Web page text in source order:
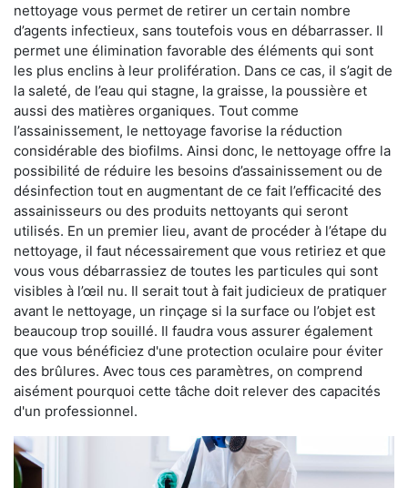
nettoyage vous permet de retirer un certain nombre
d’agents infectieux, sans toutefois vous en débarrasser. Il
permet une élimination favorable des éléments qui sont
les plus enclins à leur prolifération. Dans ce cas, il s’agit de
la saleté, de l’eau qui stagne, la graisse, la poussière et
aussi des matières organiques. Tout comme
l’assainissement, le nettoyage favorise la réduction
considérable des biofilms. Ainsi donc, le nettoyage offre la
possibilité de réduire les besoins d’assainissement ou de
désinfection tout en augmentant de ce fait l’efficacité des
assainisseurs ou des produits nettoyants qui seront
utilisés. En un premier lieu, avant de procéder à l’étape du
nettoyage, il faut nécessairement que vous retiriez et que
vous vous débarrassiez de toutes les particules qui sont
visibles à l’œil nu. Il serait tout à fait judicieux de pratiquer
avant le nettoyage, un rinçage si la surface ou l’objet est
beaucoup trop souillé. Il faudra vous assurer également
que vous bénéficiez d'une protection oculaire pour éviter
des brûlures. Avec tous ces paramètres, on comprend
aisément pourquoi cette tâche doit relever des capacités
d'un professionnel.